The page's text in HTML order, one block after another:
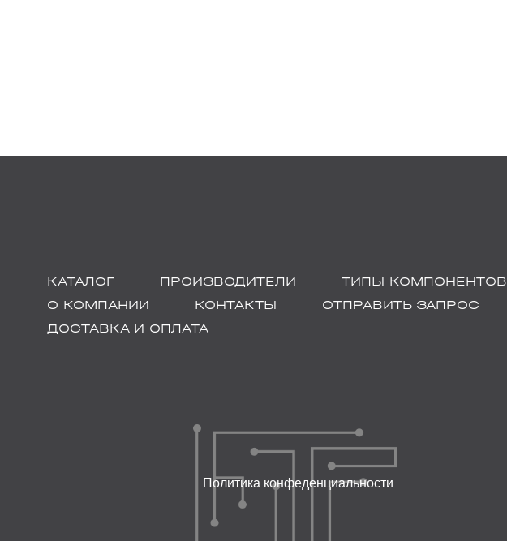
КАТАЛОГ ПРОИЗВОДИТЕЛИ
ТИПЫ КОМПОНЕНТОВ
О КОМПАНИИ
КОНТАКТЫ
ОТПРАВИТЬ ЗАПРОС
ДОСТАВКА И ОПЛАТА
Политика конфеденциальности